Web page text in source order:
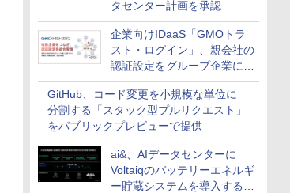
タセンター計画を承認
企業向けIDaaS「GMOトラ
スト・ログイン」、親会社の
認証設定をグループ企業に展
開できる新機能を提供
GitHub、コード変更を小規模な単位に
分割する「スタック型プルリクエスト」
をパブリックプレビューで提供
ai&、AIデータセンターに
Voltaiqのバッテリーエネルギ
ー貯蔵システムを導入する計